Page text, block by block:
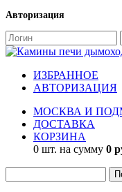
Авторизация
ИЗБРАННОЕ
АВТОРИЗАЦИЯ
МОСКВА И
ДОСТАВКА
КОРЗИНА
0 шт. на сумму 0